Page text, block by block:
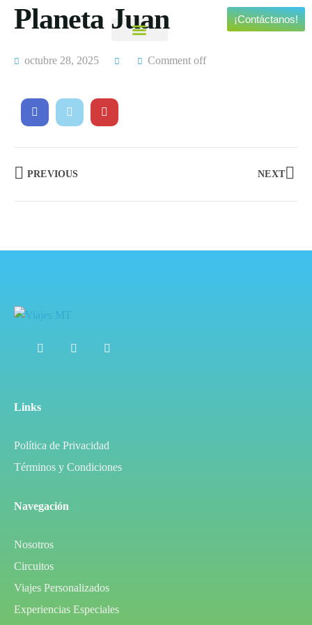
¡Contáctanos!
Planeta Juan
octubre 28, 2025 Comment off
PREVIOUS NEXT
Links
Política de Privacidad
Términos y Condiciones
Navegación
Nosotros
Circuitos
Viajes Personalizados
Experiencias Especiales